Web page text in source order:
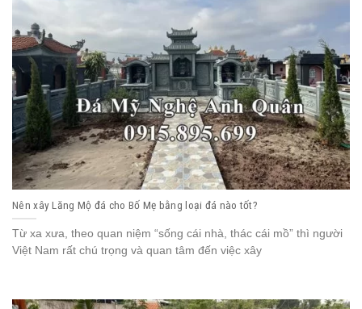
Nên xây Lăng Mộ đá cho Bố Mẹ bằng loại đá nào tốt?
Từ xa xưa, theo quan niệm “sống cái nhà, thác cái mồ” thì người
Việt Nam rất chú trọng và quan tâm đến việc xây